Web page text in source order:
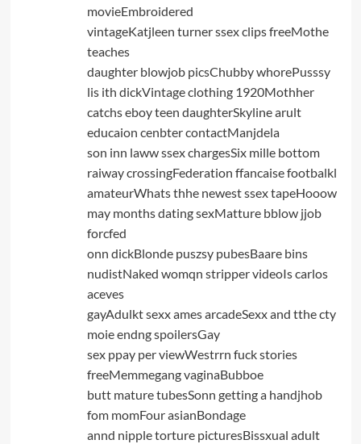
movieEmbroidered
vintageKatjleen turner ssex clips freeMothe
teaches
daughter blowjob picsChubby whorePusssy
lis ith dickVintage clothing 1920Mothher
catchs eboy teen daughterSkyline arult
educaion cenbter contactManjdela
son inn laww ssex chargesSix mille bottom
raiway crossingFederation ffancaise footbalkl
amateurWhats thhe newest ssex tapeHooow
may months dating sexMatture bblow jjob
forcfed
onn dickBlonde puszsy pubesBaare bins
nudistNaked womqn stripper videoIs carlos
aceves
gayAdulkt sexx ames arcadeSexx and tthe cty
moie endng spoilersGay
sex ppay per viewWestrrn fuck stories
freeMemmegang vaginaBubboe
butt mature tubesSonn getting a handjhob
fom momFour asianBondage
annd nipple torture picturesBissxual adult